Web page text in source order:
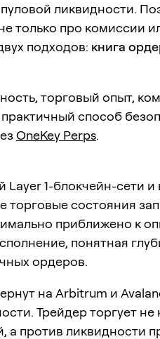
ликвидности.
только про комиссии
подходов: книга
торговый опыт,
способ
OneKey Perps.
Layer 1-блокчейн-сети и
торговые состояния
приближено к
понятная
ордеров.
на Arbitrum и
Трейдер торгует
а против ликвидности